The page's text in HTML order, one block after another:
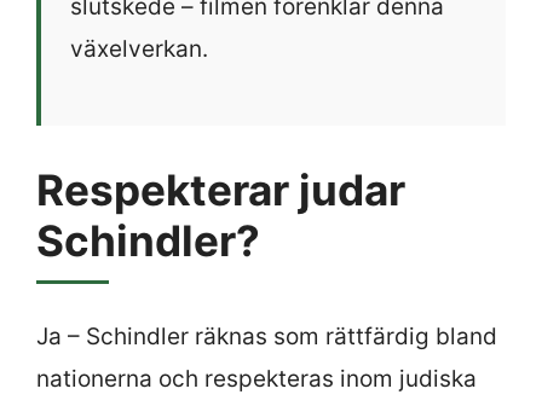
slutskede – filmen förenklar denna
växelverkan.
Respekterar judar
Schindler?
Ja – Schindler räknas som rättfärdig bland
nationerna och respekteras inom judiska